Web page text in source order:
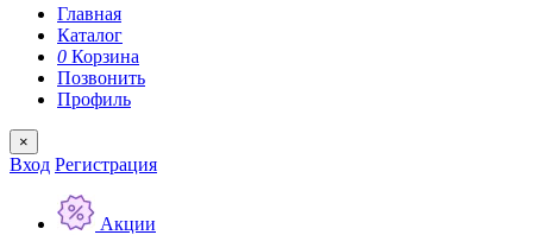
Главная
Каталог
0 Корзина
Позвонить
Профиль
×
Вход Регистрация
Акции